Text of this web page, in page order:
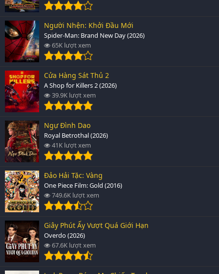
Người Nhện: Khởi Đầu Mới
Spider-Man: Brand New Day (2026)
65K lượt xem
Cửa Hàng Sát Thủ 2
A Shop for Killers 2 (2026)
39.9K lượt xem
Ngự Đình Dao
Royal Betrothal (2026)
41K lượt xem
Đảo Hải Tặc: Vàng
One Piece Film: Gold (2016)
749.6K lượt xem
Giây Phút Ấy Vượt Quá Giới Hạn
Overdo (2026)
67.6K lượt xem